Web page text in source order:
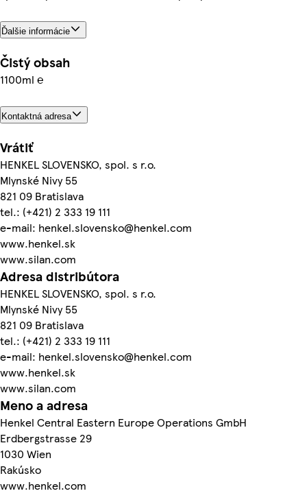
Ďalšie informácie
Čistý obsah
1100ml ℮
Kontaktná adresa
Vrátiť
HENKEL SLOVENSKO, spol. s r.o.
Mlynské Nivy 55
821 09 Bratislava
tel.: (+421) 2 333 19 111
e-mail: henkel.slovensko@henkel.com
www.henkel.sk
www.silan.com
Adresa distribútora
HENKEL SLOVENSKO, spol. s r.o.
Mlynské Nivy 55
821 09 Bratislava
tel.: (+421) 2 333 19 111
e-mail: henkel.slovensko@henkel.com
www.henkel.sk
www.silan.com
Meno a adresa
Henkel Central Eastern Europe Operations GmbH
Erdbergstrasse 29
1030 Wien
Rakúsko
www.henkel.com